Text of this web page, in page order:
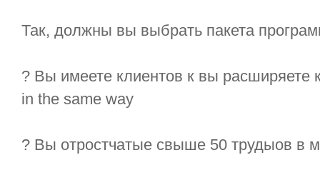
Так, должны вы выбрать пакета
? Вы имеете клиентов к вы расширяете
in the same way
? Вы отростчатые свыше 50 трудыов в